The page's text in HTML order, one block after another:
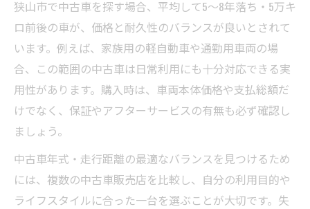
狭山市で中古車を探す場合、平均して5～8年落ち・5万キ
ロ前後の車が、価格と耐久性のバランスが良いとされて
います。例えば、家族用の軽自動車や通勤用車両の場
合、この範囲の中古車は日常利用にも十分対応できる実
用性があります。購入時は、車両本体価格や支払総額だ
けでなく、保証やアフターサービスの有無も必ず確認し
ましょう。
中古車年式・走行距離の最適なバランスを見つけるため
には、複数の中古車販売店を比較し、自分の利用目的や
ライフスタイルに合った一台を選ぶことが大切です。失